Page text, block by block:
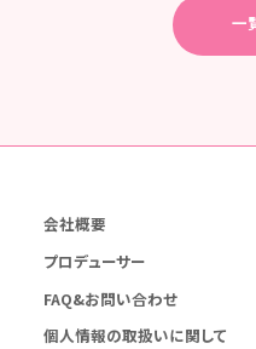
一
会社概要
プロデューサー
FAQ&お問い合わせ
個人情報の取扱いに関して